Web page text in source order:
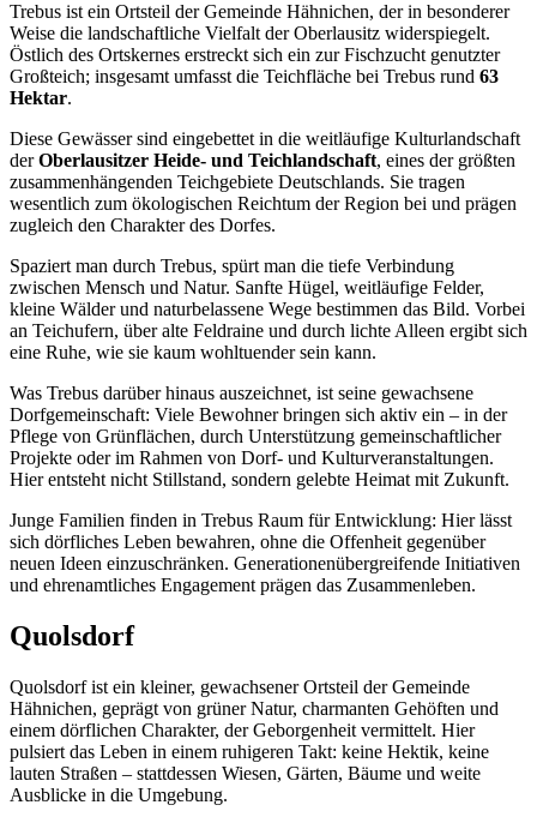
Trebus ist ein Ortsteil der Gemeinde Hähnichen, der in besonderer
Weise die landschaftliche Vielfalt der Oberlausitz widerspiegelt.
Östlich des Ortskernes erstreckt sich ein zur Fischzucht genutzter
Großteich; insgesamt umfasst die Teichfläche bei Trebus rund 63
Hektar.
Diese Gewässer sind eingebettet in die weitläufige Kulturlandschaft
derOberlausitzer Heide- und Teichlandschaft, eines der größten
zusammenhängenden Teichgebiete Deutschlands. Sie tragen
wesentlich zum ökologischen Reichtum der Region bei und prägen
zugleich den Charakter des Dorfes.
Spaziert man durch Trebus, spürt man die tiefe Verbindung
zwischen Mensch und Natur. Sanfte Hügel, weitläufige Felder,
kleine Wälder und naturbelassene Wege bestimmen das Bild. Vorbei
an Teichufern, über alte Feldraine und durch lichte Alleen ergibt sich
eine Ruhe, wie sie kaum wohltuender sein kann.
Was Trebus darüber hinaus auszeichnet, ist seine gewachsene
Dorfgemeinschaft: Viele Bewohner bringen sich aktiv ein – in der
Pflege von Grünflächen, durch Unterstützung gemeinschaftlicher
Projekte oder im Rahmen von Dorf- und Kulturveranstaltungen.
Hier entsteht nicht Stillstand, sondern gelebte Heimat mit Zukunft.
Junge Familien finden in Trebus Raum für Entwicklung: Hier lässt
sich dörfliches Leben bewahren, ohne die Offenheit gegenüber
neuen Ideen einzuschränken. Generationenübergreifende Initiativen
und ehrenamtliches Engagement prägen das Zusammenleben.
Quolsdorf
Quolsdorf ist ein kleiner, gewachsener Ortsteil der Gemeinde
Hähnichen, geprägt von grüner Natur, charmanten Gehöften und
einem dörflichen Charakter, der Geborgenheit vermittelt. Hier
pulsiert das Leben in einem ruhigeren Takt: keine Hektik, keine
lauten Straßen – stattdessen Wiesen, Gärten, Bäume und weite
Ausblicke in die Umgebung.